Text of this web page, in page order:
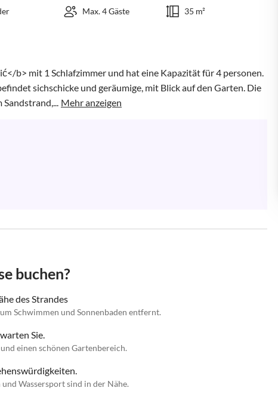
Max. 4 Gäste 35 m²
b> mit 1 Schlafzimmer und hat eine Kapazität für 4 personen.
sichschicke und geräumige, mit Blick auf den Garten. Die
Mehr anzeigen
buchen?
des Strandes
Schwimmen und Sonnenbaden entfernt.
Sie.
einen schönen Gartenbereich.
Wassersport sind in der Nähe.